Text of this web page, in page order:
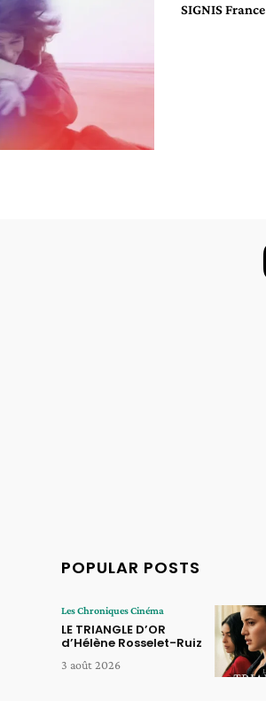
SIGNIS France
POPULAR POSTS
Les Chroniques Cinéma
LE TRIANGLE D’OR
d’Hélène Rosselet-Ruiz
3 août 2026